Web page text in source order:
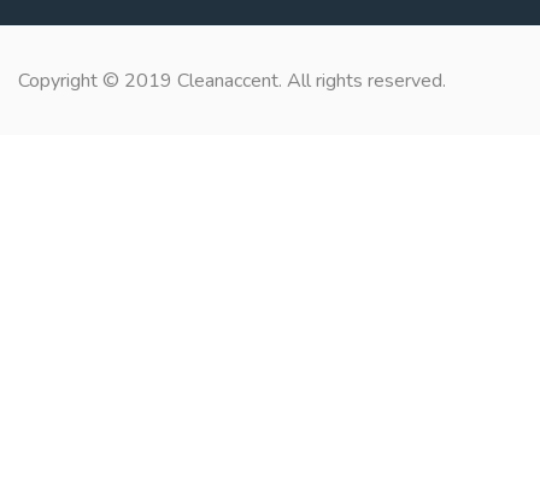
Copyright © 2019 Cleanaccent. All rights reserved.